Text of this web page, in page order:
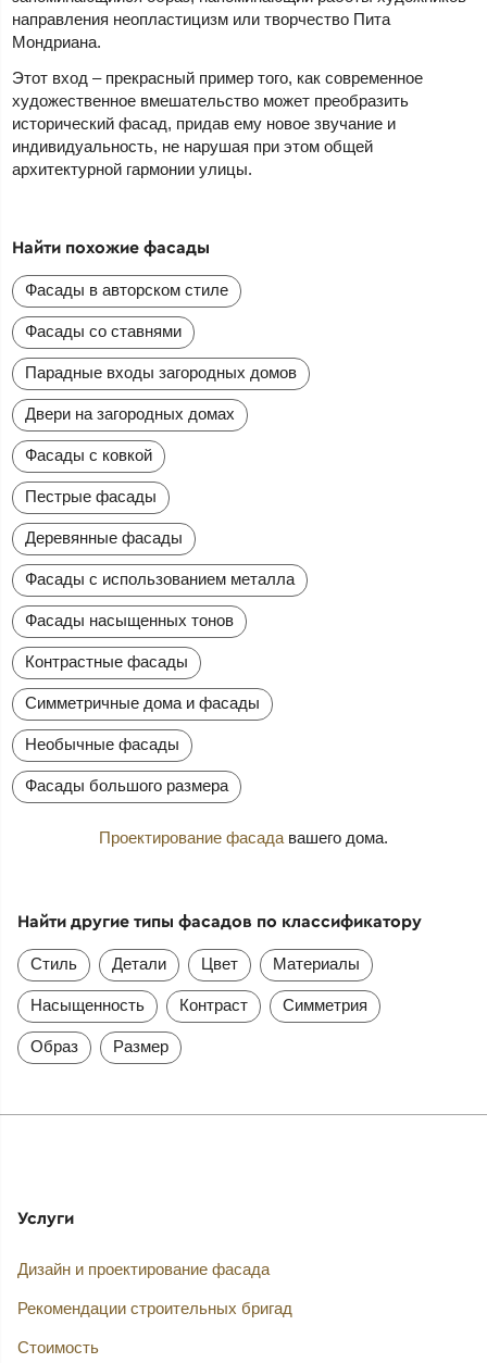
направления неопластицизм или творчество Пита
Мондриана.
Этот вход – прекрасный пример того, как современное
художественное вмешательство может преобразить
исторический фасад, придав ему новое звучание и
индивидуальность, не нарушая при этом общей
архитектурной гармонии улицы.
Найти похожие фасады
Фасады в авторском стиле
Фасады со ставнями
Парадные входы загородных домов
Двери на загородных домах
Фасады с ковкой
Пестрые фасады
Деревянные фасады
Фасады с использованием металла
Фасады насыщенных тонов
Контрастные фасады
Симметричные дома и фасады
Необычные фасады
Фасады большого размера
Проектирование фасада вашего дома.
Найти другие типы фасадов по классификатору
Стиль Детали Цвет Материалы
Насыщенность Контраст Симметрия
Образ Размер
Услуги
Дизайн и проектирование фасада
Рекомендации строительных бригад
Стоимость